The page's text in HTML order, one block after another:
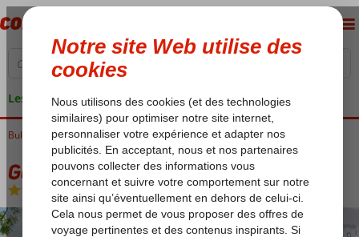
Les garanties de vacances
Bulgarie Mer Noire Sunny Beach Garden Nevis
Garden Nevis
All Inclusive-Hôtel